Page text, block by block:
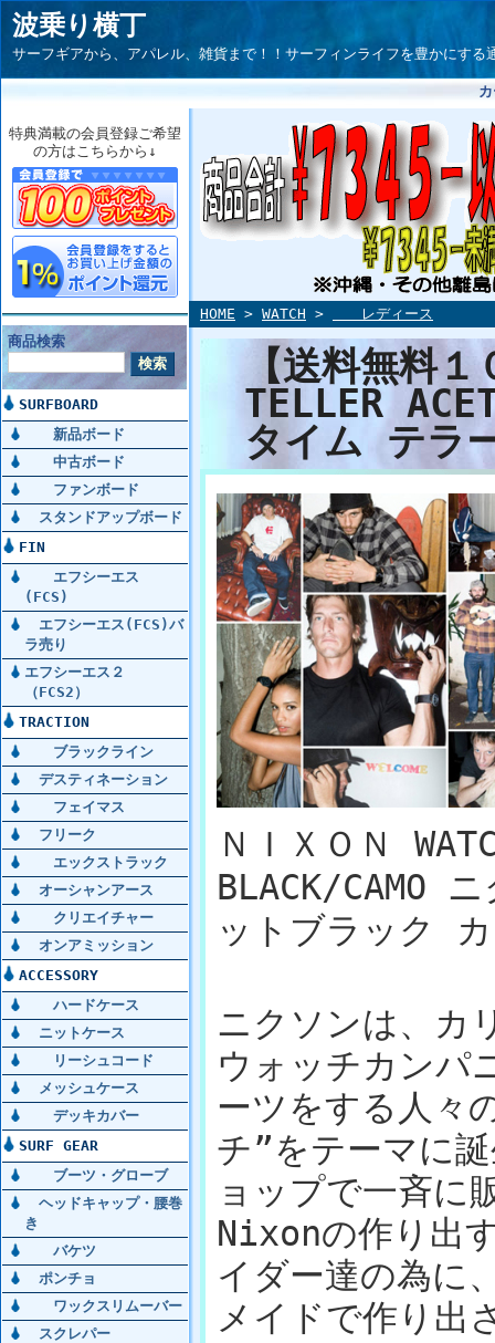
波乗り横丁
サーフギアから、アパレル、雑貨まで！！サーフィンライフを豊かに
特典満載の会員登録ご希望
の方はこちらから↓
商品検索
SURFBOARD
新品ボード
中古ボード
ファンボード
スタンドアップボード
FIN
エフシーエス
(FCS)
エフシーエス(FCS)バ
ラ売り
エフシーエス２
（FCS2）
TRACTION
ブラックライン
デスティネーション
フェイマス
フリーク
エックストラック
オーシャンアース
クリエイチャー
オンアミッション
ACCESSORY
ハードケース
ニットケース
リーシュコード
メッシュケース
デッキカバー
SURF GEAR
ブーツ・グローブ
ヘッドキャップ・腰巻
き
バケツ
ポンチョ
ワックスリムーバー
スクレパー
HOME > WATCH > レディース
【送料無料
TELLER
タイム テラ
ＮＩＸＯＮ
BLACK/CAMO
ットブラック
ニクソンは、カ
ウォッチカンパ
ーツをする人々
チ”をテーマに
ョップで一斉に
Nixonの作り出
イダー達の為に
メイドで作り出